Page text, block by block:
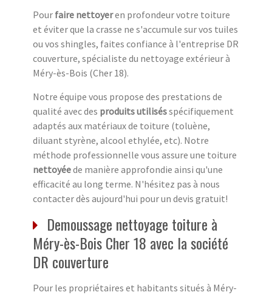
Pour faire nettoyeren profondeur votre toiture
et éviter que la crasse ne s'accumule sur vos tuiles
ou vos shingles, faites confiance à l'entreprise DR
couverture, spécialiste du nettoyage extérieur à
Méry-ès-Bois (Cher 18).
Notre équipe vous propose des prestations de
qualité avec des produits utilisésspécifiquement
adaptés aux matériaux de toiture (toluène,
diluant styrène, alcool ethylée, etc). Notre
méthode professionnelle vous assure une toiture
nettoyéede manière approfondie ainsi qu'une
efficacité au long terme. N'hésitez pas à nous
contacter dès aujourd'hui pour un devis gratuit!
Demoussage nettoyage toiture à
Méry-ès-Bois Cher 18 avec la société
DR couverture
Pour les propriétaires et habitants situés à Méry-